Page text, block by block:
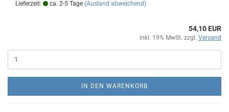
Lieferzeit: ca. 2-5 Tage (Ausland abweichend)
54,10 EUR
inkl. 19% MwSt. zzgl. Versand
IN DEN WARENKORB